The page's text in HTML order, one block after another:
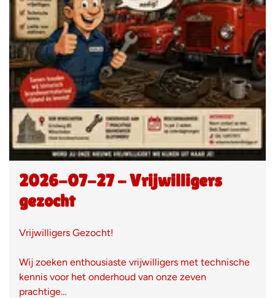
2026-07-27 - Vrijwilligers
gezocht
Vrijwilligers Gezocht!
Wij zoeken enthousiaste vrijwilligers met technische
kennis voor het onderhoud van onze zeven
prachtige…